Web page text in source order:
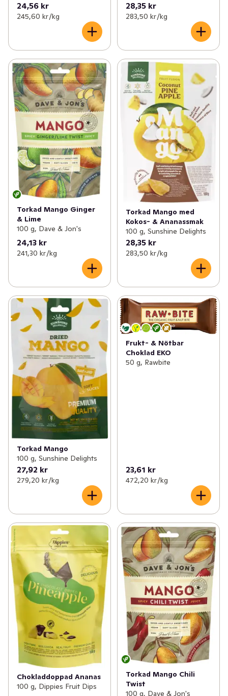
24,56 kr
245,60 kr /kg
28,35 kr
283,50 kr /kg
Torkad Mango Ginger
& Lime
100 g, Dave & Jon's
24,13 kr
241,30 kr /kg
Torkad Mango med
Kokos- & Ananassmak
100 g, Sunshine Delights
28,35 kr
283,50 kr /kg
Torkad Mango
100 g, Sunshine Delights
27,92 kr
279,20 kr /kg
Frukt- & Nötbar
Choklad EKO
50 g, Rawbite
23,61 kr
472,20 kr /kg
Chokladdoppad Ananas
100 g, Dippies Fruit Dips
Torkad Mango Chili
Twist
100 g, Dave & Jon's